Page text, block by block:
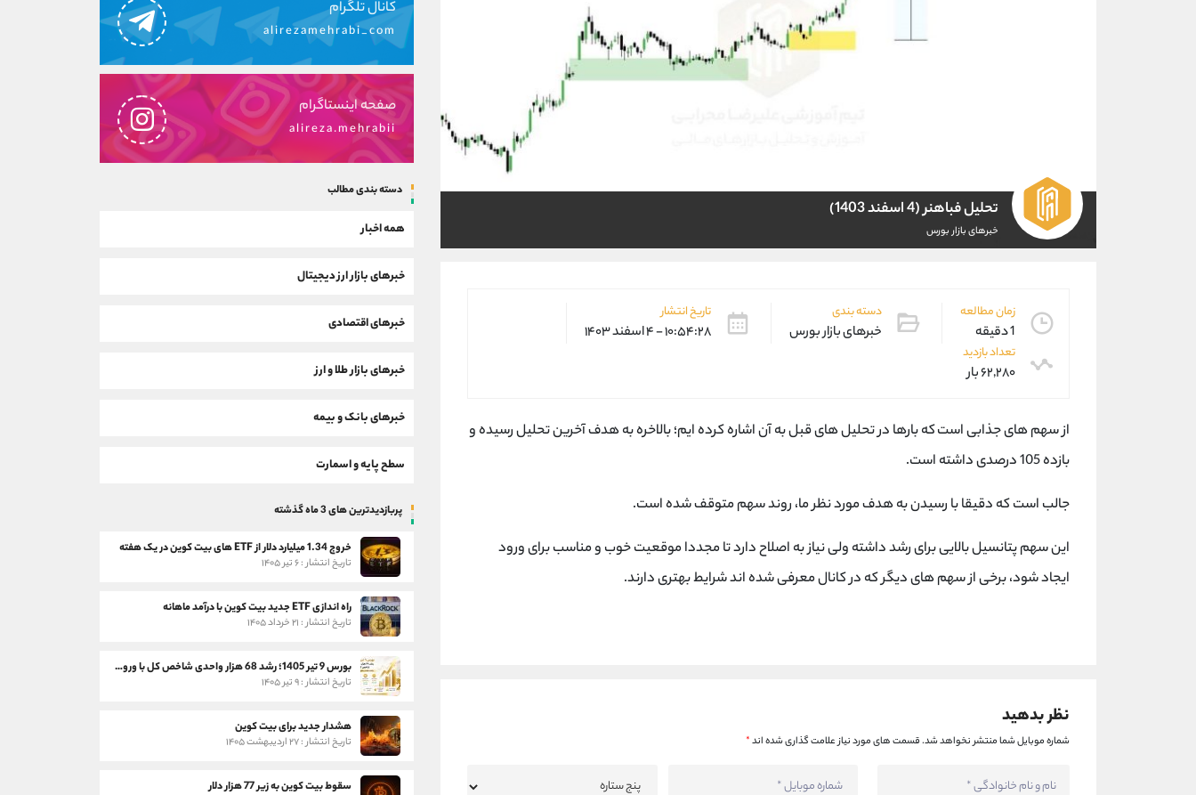
تحلیل فباهنر (4 اسفند 1403)
خبرهای بازار بورس
زمان مطالعه
1 دقیقه
دسته بندی
خبرهای بازار بورس
تاریخ انتشار
۱۰:۵۴:۲۸ - ۴ اسفند ۱۴۰۳
تعداد بازدید
۶۲,۲۸۰ بار
از سهم های جذابی است که بارها در تحلیل های قبل به آن اشاره کرده ایم؛ بالاخره به هدف آخرین تحلیل رسیده و
بازده 105 درصدی داشته است.
جالب است که دقیقا با رسیدن به هدف مورد نظر ما، روند سهم متوقف شده است.
این سهم پتانسیل بالایی برای رشد داشته ولی نیاز به اصلاح دارد تا مجددا موقعیت خوب و مناسب برای ورود
ایجاد شود، برخی از سهم های دیگر که در کانال معرفی شده اند شرایط بهتری دارند.
نظر بدهید
شماره موبایل شما منتشر نخواهد شد.قسمت های مورد نیاز علامت گذاری شده اند*
کانال تلگرام
alirezamehrabi_com
صفحه اینستاگرام
alireza.mehrabii
دسته بندی مطالب
همه اخبار
خبرهای بازار ارز دیجیتال
خبرهای اقتصادی
خبرهای بازار طلا و ارز
خبرهای بانک و بیمه
سطح پایه و اسمارت
پربازدیدترین های 3 ماه گذشته
خروج 1.34 میلیارد دلار از ETF های بیت کوین در یک هفته
تاریخ انتشار : ۶ تیر ۱۴۰۵
راه اندازی ETF جدید بیت کوین با درآمد ماهانه
تاریخ انتشار : ۲۱ خرداد ۱۴۰۵
بورس 9 تیر 1405؛ رشد 68 هزار واحدی شاخص کل با ورود 3 همت پول حقیقی
تاریخ انتشار : ۹ تیر ۱۴۰۵
هشدار جدید برای بیت کوین
تاریخ انتشار : ۲۷ اردیبهشت ۱۴۰۵
سقوط بیت کوین به زیر 77 هزار دلار